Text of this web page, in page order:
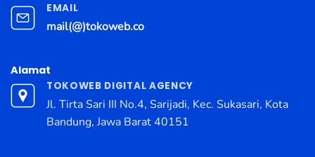
EMAIL
mail(@)tokoweb.co
Alamat
TOKOWEB DIGITAL AGENCY
Jl. Tirta Sari III No.4, Sarijadi, Kec. Sukasari, Kota
Bandung, Jawa Barat 40151